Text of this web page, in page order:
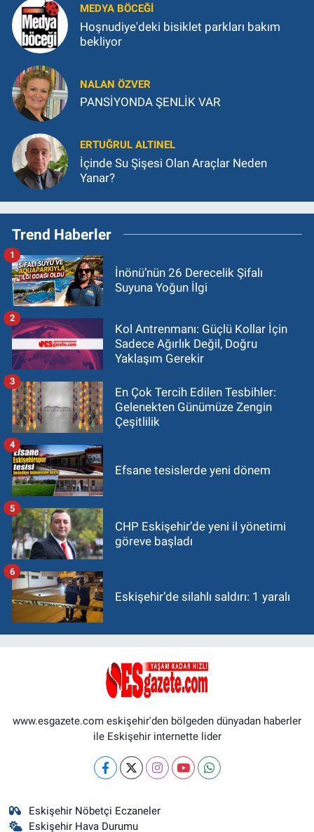
MEDYA BÖCEĞI
Hoşnudiye'deki bisiklet parkları bakım
bekliyor
NALAN ÖZVER
PANSİYONDA ŞENLİK VAR
ERTUĞRUL ALTINEL
İçinde Su Şişesi Olan Araçlar Neden
Yanar?
Trend Haberler
İnönü’nün 26 Derecelik Şifalı
Suyuna Yoğun İlgi
1
Kol Antrenmanı: Güçlü Kollar İçin
Sadece Ağırlık Değil, Doğru
Yaklaşım Gerekir
2
En Çok Tercih Edilen Tesbihler:
Gelenekten Günümüze Zengin
Çeşitlilik
3
Efsane tesislerde yeni dönem
4
CHP Eskişehir’de yeni il yönetimi
göreve başladı
5
Eskişehir’de silahlı saldırı: 1 yaralı
6
www.esgazete.com eskişehir'den bölgeden dünyadan haberler
ile Eskişehir internette lider
Eskişehir Nöbetçi Eczaneler
Eskişehir Hava Durumu